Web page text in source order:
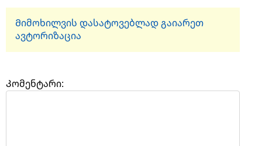
Მიმოხილვის დასატოვებლად გაიარეთ
ავტორიზაცია
Კომენტარი: